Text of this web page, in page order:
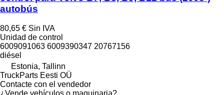
autobús
80,65 € Sin IVA
Unidad de control
6009091063 6009390347 20767156
diésel
Estonia, Tallinn
TruckParts Eesti OÜ
Contacte con el vendedor
¿Vende vehículos o maquinaria?